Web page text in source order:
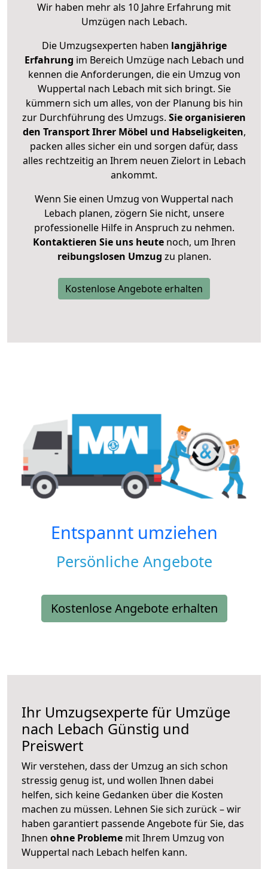
Wir haben mehr als 10 Jahre Erfahrung mit
Umzügen nach Lebach.
Die Umzugsexperten haben langjährige
Erfahrung im Bereich Umzüge nach Lebach und
kennen die Anforderungen, die ein Umzug von
Wuppertal nach Lebach mit sich bringt. Sie
kümmern sich um alles, von der Planung bis hin
zur Durchführung des Umzugs. Sie organisieren
den Transport Ihrer Möbel und Habseligkeiten,
packen alles sicher ein und sorgen dafür, dass
alles rechtzeitig an Ihrem neuen Zielort in Lebach
ankommt.
Wenn Sie einen Umzug von Wuppertal nach
Lebach planen, zögern Sie nicht, unsere
professionelle Hilfe in Anspruch zu nehmen.
Kontaktieren Sie uns heutenoch, um Ihren
reibungslosen Umzug zu planen.
Kostenlose Angebote erhalten
Entspannt umziehen
Persönliche Angebote
Kostenlose Angebote erhalten
Ihr Umzugsexperte für Umzüge
nach Lebach Günstig und
Preiswert
Wir verstehen, dass der Umzug an sich schon
stressig genug ist, und wollen Ihnen dabei
helfen, sich keine Gedanken über die Kosten
machen zu müssen. Lehnen Sie sich zurück – wir
haben garantiert passende Angebote für Sie, das
Ihnen ohne Probleme mit Ihrem Umzug von
Wuppertal nach Lebach helfen kann.